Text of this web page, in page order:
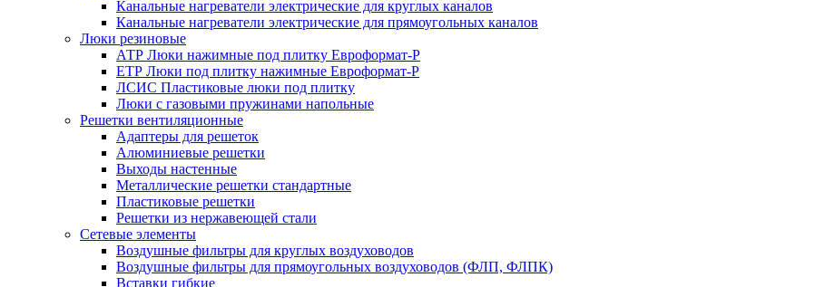
Канальные нагреватели электрические для круглых каналов
Канальные нагреватели электрические для прямоугольных каналов
Люки резиновые
АТР Люки нажимные под плитку Евроформат-Р
ЕТР Люки под плитку нажимные Евроформат-Р
ЛСИС Пластиковые люки под плитку
Люки с газовыми пружинами напольные
Решетки вентиляционные
Адаптеры для решеток
Алюминиевые решетки
Выходы настенные
Металлические решетки стандартные
Пластиковые решетки
Решетки из нержавеющей стали
Сетевые элементы
Воздушные фильтры для круглых воздуховодов
Воздушные фильтры для прямоугольных воздуховодов (ФЛП, ФЛПК)
Вставки гибкие